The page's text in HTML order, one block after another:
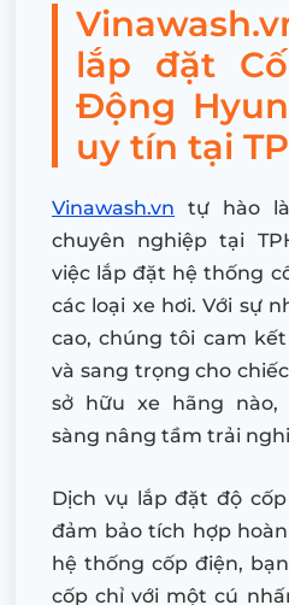
lắp đặt
Động
uy tín tại
Vinawash.vn tự hào
chuyên nghiệp tại
việc lắp đặt hệ thống
các loại xe hơi. Với sự
cao, chúng tôi cam
và sang trọng cho
sở hữu xe hãng nào,
sàng nâng tầm trải
Dịch vụ lắp đặt độ
đảm bảo tích hợp
hệ thống cốp điện,
cốp chỉ với một cú